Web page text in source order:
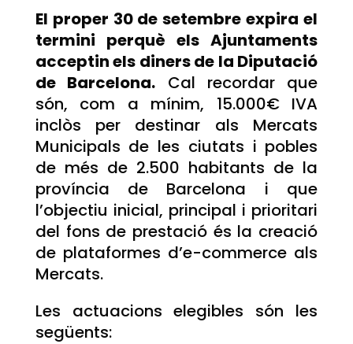
El proper 30 de setembre expira el
termini perquè els Ajuntaments
acceptin els diners de la Diputació
de Barcelona. Cal recordar que
són, com a mínim, 15.000€ IVA
inclòs per destinar als Mercats
Municipals de les ciutats i pobles
de més de 2.500 habitants de la
província de Barcelona i que
l’objectiu inicial, principal i prioritari
del fons de prestació és la creació
de plataformes d’e-commerce als
Mercats.
Les actuacions elegibles són les
següents: